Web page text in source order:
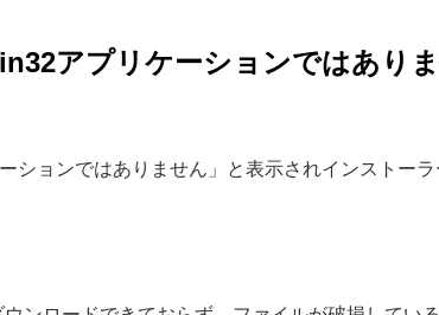
アプリケーションではあり
ションではありません」と表示されインストー